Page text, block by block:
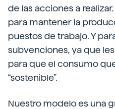
de las acciones a
para mantener la
puestos de trabajo. Y
subvenciones, ya que
para que el consumo
“sostenible”.
Nuestro modelo es una